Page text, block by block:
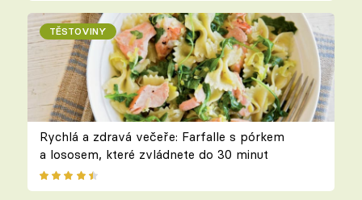
TĚSTOVINY
Rychlá a zdravá večeře: Farfalle s pórkem
a lososem, které zvládnete do 30 minut